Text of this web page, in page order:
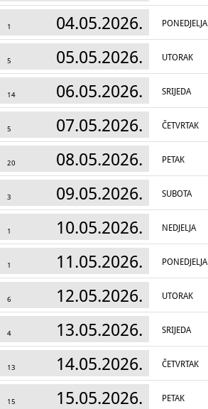
1 04.05.2026.
5 05.05.2026. UTORAK
14 06.05.2026. SRIJEDA
5 07.05.2026. ČETVRTAK
20 08.05.2026. PETAK
3 09.05.2026. SUBOTA
1 10.05.2026. NEDJELJA
1 11.05.2026.
6 12.05.2026. UTORAK
4 13.05.2026. SRIJEDA
13 14.05.2026. ČETVRTAK
15 15.05.2026. PETAK